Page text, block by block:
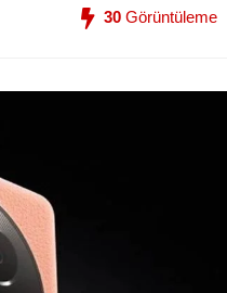
30 Görüntüleme